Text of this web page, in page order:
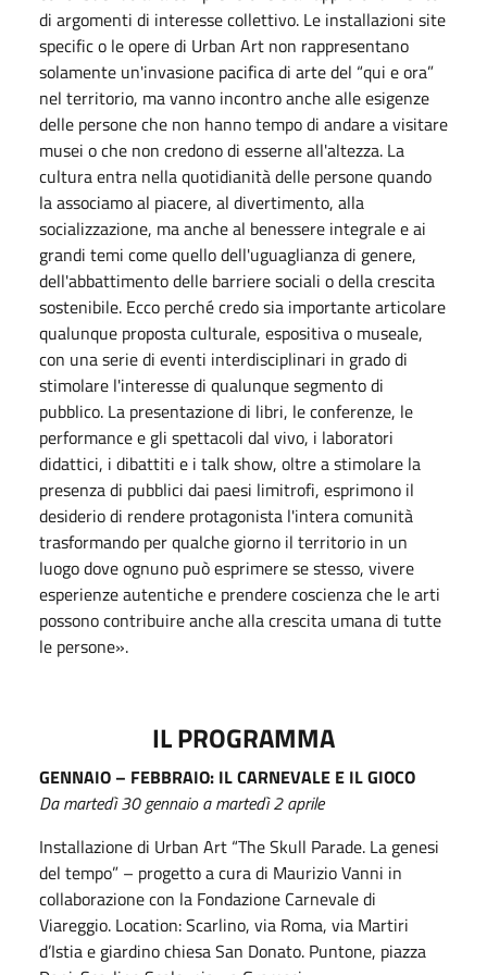
di argomenti di interesse collettivo. Le installazioni site
specific o le opere di Urban Art non rappresentano
solamente un'invasione pacifica di arte del “qui e ora”
nel territorio, ma vanno incontro anche alle esigenze
delle persone che non hanno tempo di andare a visitare
musei o che non credono di esserne all'altezza. La
cultura entra nella quotidianità delle persone quando
la associamo al piacere, al divertimento, alla
socializzazione, ma anche al benessere integrale e ai
grandi temi come quello dell'uguaglianza di genere,
dell'abbattimento delle barriere sociali o della crescita
sostenibile. Ecco perché credo sia importante articolare
qualunque proposta culturale, espositiva o museale,
con una serie di eventi interdisciplinari in grado di
stimolare l'interesse di qualunque segmento di
pubblico. La presentazione di libri, le conferenze, le
performance e gli spettacoli dal vivo, i laboratori
didattici, i dibattiti e i talk show, oltre a stimolare la
presenza di pubblici dai paesi limitrofi, esprimono il
desiderio di rendere protagonista l'intera comunità
trasformando per qualche giorno il territorio in un
luogo dove ognuno può esprimere se stesso, vivere
esperienze autentiche e prendere coscienza che le arti
possono contribuire anche alla crescita umana di tutte
le persone».
IL PROGRAMMA
GENNAIO – FEBBRAIO: IL CARNEVALE E IL GIOCO
Da martedì 30 gennaio a martedì 2 aprile
Installazione di Urban Art “The Skull Parade. La genesi
del tempo” – progetto a cura di Maurizio Vanni in
collaborazione con la Fondazione Carnevale di
Viareggio. Location: Scarlino, via Roma, via Martiri
d’Istia e giardino chiesa San Donato. Puntone, piazza